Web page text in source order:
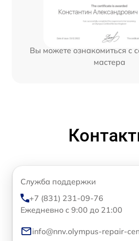
Вы можете ознакомиться с
мастера
Служба поддержки
+7 (831) 231-09-76
Ежедневно с 9:00 до 21:00
info@nnv.olympus-repair-